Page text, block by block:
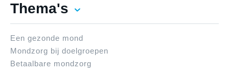
Thema's
Een gezonde mond
Mondzorg bij doelgroepen
Betaalbare mondzorg